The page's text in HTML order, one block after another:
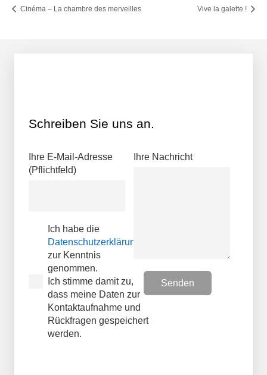
Cinéma – La chambre des merveilles Vive la galette !
Schreiben Sie uns an.
Ihre E-Mail-Adresse
(Pflichtfeld)
Ich habe die
Datenschutzerklärungen
zur Kenntnis
genommen.
Ich stimme damit zu,
dass meine Daten zur
Kontaktaufnahme und
Rückfragen gespeichert
werden.
Ihre Nachricht